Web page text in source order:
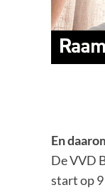
En
De VVD
start op